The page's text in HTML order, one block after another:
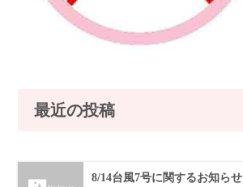
最近の投稿
8/14台風7号に関するお知らせ